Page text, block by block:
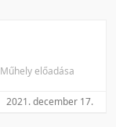
előadása
2021. december 17.